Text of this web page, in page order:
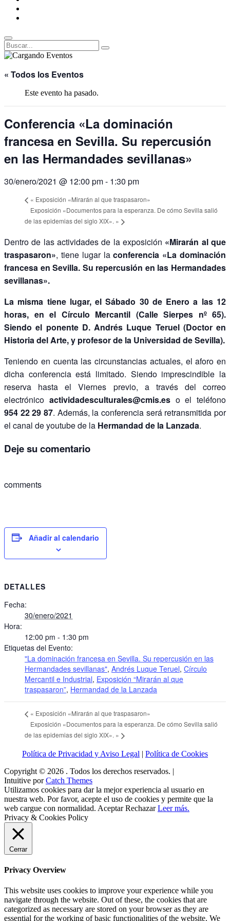
Buscar
Buscar:
Superposición
sitio
« Todos los Eventos
Este evento ha pasado.
Conferencia «La dominación
francesa en Sevilla. Su repercusión
en las Hermandades sevillanas»
30/enero/2021 @ 12:00 pm- 1:30 pm
« Exposición «Mirarán al que traspasaron»
Exposición «Documentos para la esperanza. De cómo Sevilla salió
de las epidemias del siglo XIX». »
Dentro de las actividades de la exposición «Mirarán al que
traspasaron», tiene lugar laconferencia «La dominación
francesa en Sevilla. Su repercusión en las Hermandades
sevillanas».
La misma tiene lugar, el Sábado 30 de Enero a las 12
horas, en el Círculo Mercantil (Calle Sierpes nº 65).
Siendo el ponente D. Andrés Luque Teruel (Doctor en
Historia del Arte, y profesor de la Universidad de Sevilla).
Teniendo en cuenta las circunstancias actuales, el aforo en
dicha conferencia está limitado. Siendo imprescindible la
reserva hasta el Viernes previo, a través del correo
electrónico actividadesculturales@cmis.eso el teléfono
954 22 29 87. Además, la conferencia será retransmitida por
el canal de youtube de la Hermandad de la Lanzada.
Deje su comentario
comments
Añadir al calendario
DETALLES
Fecha:
30/enero/2021
Hora:
12:00 pm - 1:30 pm
Etiquetas del Evento:
"La dominación francesa en Sevilla. Su repercusión en las
Hermandades sevillanas", Andrés Luque Teruel, Círculo
Mercantil e Industrial, Exposición “Mirarán al que
traspasaron”, Hermandad de la Lanzada
« Exposición «Mirarán al que traspasaron»
Exposición «Documentos para la esperanza. De cómo Sevilla salió
de las epidemias del siglo XIX». »
Política de Privacidad y Aviso Legal | Política de Cookies
Copyright © 2026 . Todos los derechos reservados. |
Intuitive porCatch Themes
Utilizamos cookies para dar la mejor experiencia al usuario en
nuestra web. Por favor, acepte el uso de cookies y permite que la
web cargue con normalidad. Aceptar Rechazar Leer más.
Privacy & Cookies Policy
Cerrar
Privacy Overview
This website uses cookies to improve your experience while you
navigate through the website. Out of these, the cookies that are
categorized as necessary are stored on your browser as they are
essential for the working of basic functionalities of the website. We